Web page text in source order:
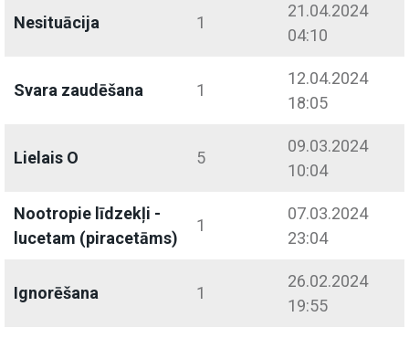
Nesituācija 1
21.04.2024
04:10
Svara zaudēšana 1
12.04.2024
18:05
Lielais O 5
09.03.2024
10:04
Nootropie līdzekļi -
lucetam (piracetāms)
1
07.03.2024
23:04
Ignorēšana 1
26.02.2024
19:55